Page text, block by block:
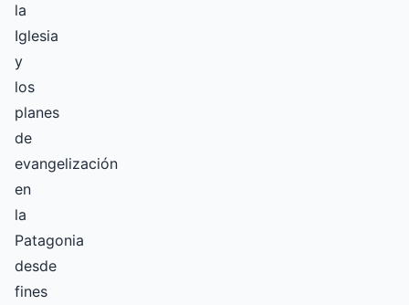
la
Iglesia
y
los
planes
de
evangelización
en
la
Patagonia
desde
fines